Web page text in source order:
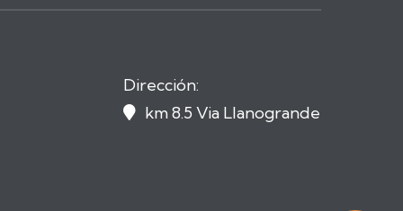
Dirección:
 km 8.5 Via Llanogrande